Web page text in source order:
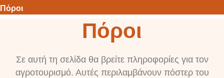
Πόροι
Πόροι
Σε αυτή τη σελίδα θα βρείτε πληροφορίες για τον
αγροτουρισμό. Αυτές περιλαμβάνουν πόστερ του